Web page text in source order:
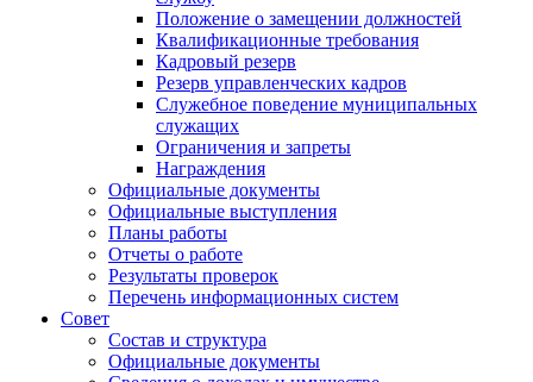
Положение о замещении должностей
Квалификационные требования
Кадровый резерв
Резерв управленческих кадров
Служебное поведение муниципальных
служащих
Ограничения и запреты
Награждения
Официальные документы
Официальные выступления
Планы работы
Отчеты о работе
Результаты проверок
Перечень информационных систем
Совет
Состав и структура
Официальные документы